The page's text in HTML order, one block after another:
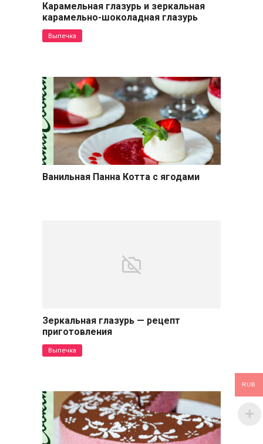
Карамельная глазурь и зеркальная
карамельно-шоколадная глазурь
Выпечка
Ванильная Панна Котта с ягодами
Зеркальная глазурь — рецепт
приготовления
Выпечка
RUB